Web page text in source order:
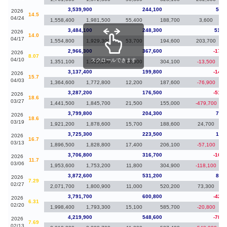
2026
04/24
14.5
3,539,900 244,100
1,558,400
1,981,500 55,400 188,700 3,600
2026
04/17
14.0
3,484,100 248,300
1,554,800
1,929,300 53,700 194,600 203,700
2026
04/10
8.07
2,966,300 367,600
-
1,351,100
1,615,200 63,500 304,100 -13,500
2026
04/03
15.7
3,137,400 199,800
-
1,364,600
1,772,800 12,200 187,600 -76,900
2026
03/27
18.6
3,287,200 176,500
-
1,441,500
1,845,700 21,500 155,000 -479,700
2026
03/19
18.6
3,799,800 204,300
1,921,200
1,878,600 15,700 188,600 24,700
2026
03/13
16.7
3,725,300 223,500
1,896,500
1,828,800 17,400 206,100 -57,100
2026
03/06
11.7
3,706,800 316,700
-
1,953,600
1,753,200 11,800 304,900 -118,100
2026
02/27
7.29
3,872,600 531,200
2,071,700
1,800,900 11,000 520,200 73,300
2026
02/20
6.31
3,791,700 600,800
-
1,998,400
1,793,300 15,100 585,700 -20,800
2026
02/13
7.69
4,219,900 548,600
-
スクロールできます